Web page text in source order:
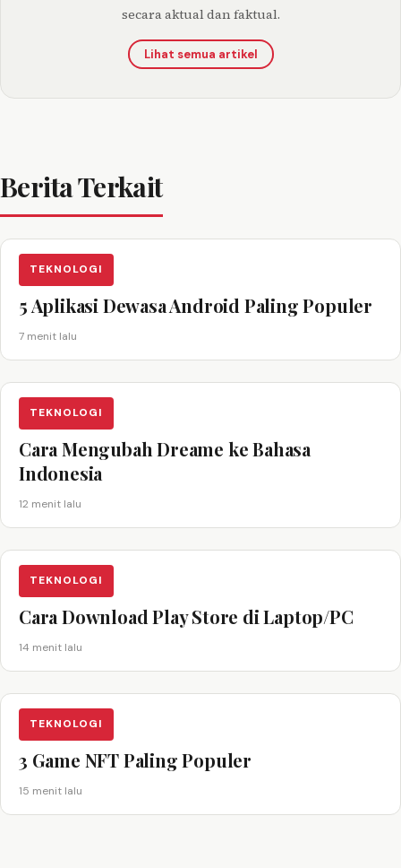
secara aktual dan faktual.
Lihat semua artikel
Berita Terkait
TEKNOLOGI
5 Aplikasi Dewasa Android Paling Populer
7 menit lalu
TEKNOLOGI
Cara Mengubah Dreame ke Bahasa
Indonesia
12 menit lalu
TEKNOLOGI
Cara Download Play Store di Laptop/PC
14 menit lalu
TEKNOLOGI
3 Game NFT Paling Populer
15 menit lalu